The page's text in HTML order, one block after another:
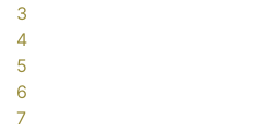
3
4
5
6
7